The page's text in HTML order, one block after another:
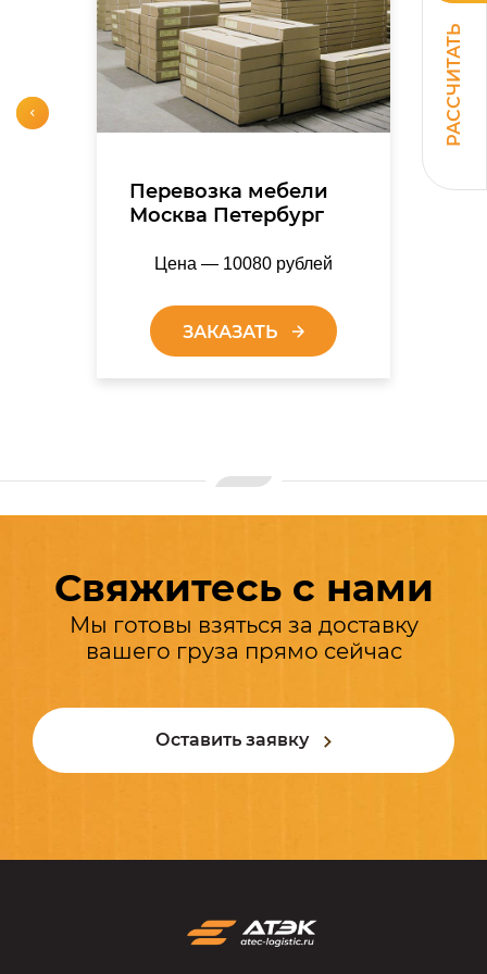
РАССЧИТАТЬ
Перевозка мебели
Москва Петербург
Цена — 10080 рублей
ЗАКАЗАТЬ
Свяжитесь с нами
Мы готовы взяться за доставку
вашего груза прямо сейчас
Оставить заявку